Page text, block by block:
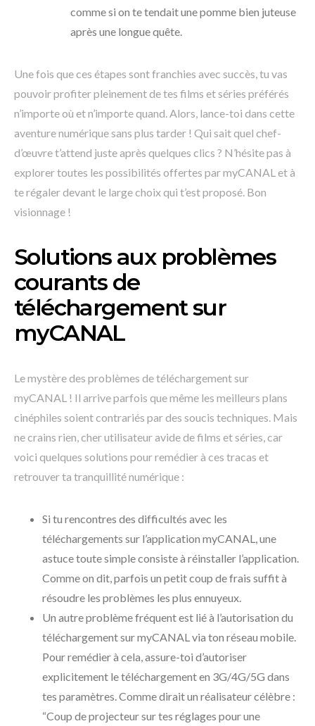
comme si on te tendait une pomme bien juteuse
après une longue quête.
Une fois que ces étapes sont franchies avec succès, tu vas
pouvoir profiter pleinement de tes films et séries préférés
n’importe où et n’importe quand. Alors, lance-toi dans cette
aventure numérique sans plus tarder ! Qui sait quel chef-
d’œuvre t’attend juste après quelques clics ? N’hésite pas à
explorer toutes les possibilités offertes par myCANAL et à
te régaler devant le large choix qui t’est proposé. Bon
visionnage !
Solutions aux problèmes
courants de
téléchargement sur
myCANAL
Le mystère des problèmes de téléchargement sur
myCANAL ! Il arrive parfois que même les meilleurs plans
cinéphiles soient contrariés par des soucis techniques. Mais
ne crains rien, cher utilisateur avide de films et séries, car
voici quelques solutions pour remédier à ces tracas et
retrouver ta tranquillité numérique :
Si tu rencontres des difficultés avec les
téléchargements sur l’application myCANAL, une
astuce toute simple consiste à réinstaller l’application.
Comme on dit, parfois un petit coup de frais suffit à
résoudre les problèmes les plus ennuyeux.
Un autre problème fréquent est lié à l’autorisation du
téléchargement sur myCANAL via ton réseau mobile.
Pour remédier à cela, assure-toi d’autoriser
explicitement le téléchargement en 3G/4G/5G dans
tes paramètres. Comme dirait un réalisateur célèbre :
“Coup de projecteur sur tes réglages pour une